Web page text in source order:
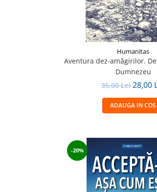
Humanitas
Aventura dez-amăgirilor.
Dumnezeu
35,00 Lei28,00
ADAUGA IN COS
-20%